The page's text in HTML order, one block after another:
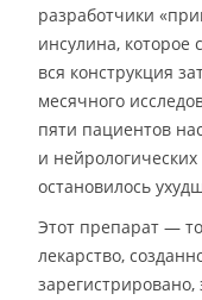
разработчики
инсулина, которое
вся конструкция
месячного
пяти пациентов
и
остановилось
Этот препарат —
лекарство,